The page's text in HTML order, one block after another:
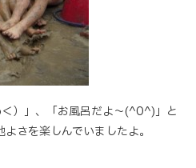
）」、「お風呂だよ～(^O^)」と
さを楽しんでいましたよ。